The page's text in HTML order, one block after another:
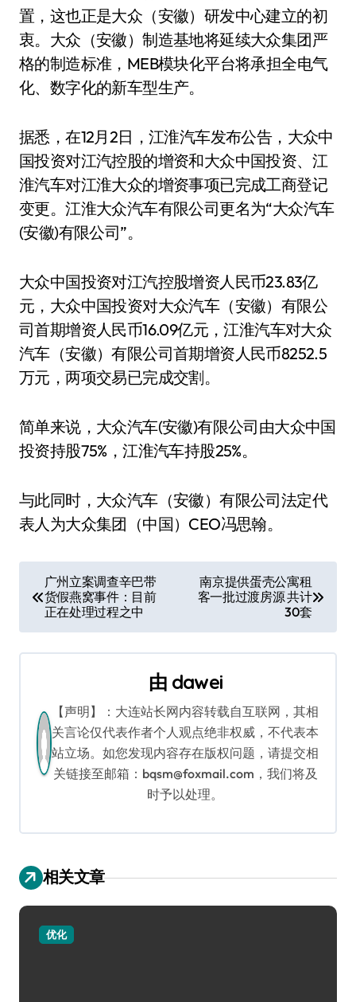
置，这也正是大众（安徽）研发中心建立的初
衷。大众（安徽）制造基地将延续大众集团严
格的制造标准，MEB模块化平台将承担全电气
化、数字化的新车型生产。
据悉，在12月2日，江淮汽车发布公告，大众中
国投资对江汽控股的增资和大众中国投资、江
淮汽车对江淮大众的增资事项已完成工商登记
变更。江淮大众汽车有限公司更名为“大众汽车
(安徽)有限公司”。
大众中国投资对江汽控股增资人民币23.83亿
元，大众中国投资对大众汽车（安徽）有限公
司首期增资人民币16.09亿元，江淮汽车对大众
汽车（安徽）有限公司首期增资人民币8252.5
万元，两项交易已完成交割。
简单来说，大众汽车(安徽)有限公司由大众中国
投资持股75%，江淮汽车持股25%。
与此同时，大众汽车（安徽）有限公司法定代
表人为大众集团（中国）CEO冯思翰。
章
导
广州立案调查辛巴带
货假燕窝事件：目前
正在处理过程之中
南京提供蛋壳公寓租
客一批过渡房源 共计
30套
由 dawei
【声明】：大连站长网内容转载自互联网，其相
关言论仅代表作者个人观点绝非权威，不代表本
站立场。如您发现内容存在版权问题，请提交相
关链接至邮箱：bqsm@foxmail.com，我们将及
时予以处理。
相关文章
优化